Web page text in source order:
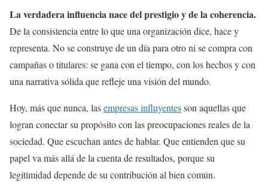
La verdadera influencia nace del prestigio y de la coherencia.
De la consistencia entre lo que una organización dice, hace y
representa. No se construye de un día para otro ni se compra con
campañas o titulares: se gana con el tiempo, con los hechos y con
una narrativa sólida que refleje una visión del mundo.
Hoy, más que nunca, lasempresas influyentesson aquellas que
logran conectar su propósito con las preocupaciones reales de la
sociedad. Que escuchan antes de hablar. Que entienden que su
papel va más allá de la cuenta de resultados, porque su
legitimidad depende de su contribución al bien común.